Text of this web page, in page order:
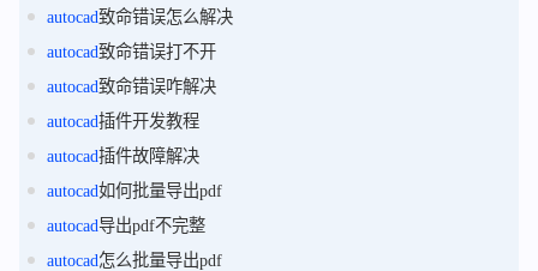
autocad致命错误怎么解决
autocad致命错误打不开
autocad致命错误咋解决
autocad插件开发教程
autocad插件故障解决
autocad如何批量导出pdf
autocad导出pdf不完整
autocad怎么批量导出pdf